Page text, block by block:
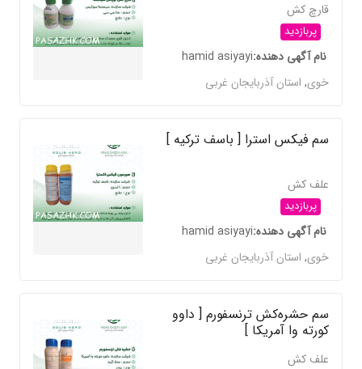
قارچ کش
پربازدید
نام آگهی دهندهhamid asiyayi
خوی,استان آذربایجان غربی
سم فیکس استرا [ باسف ترکیه ]
علف کش
پربازدید
نام آگهی دهندهhamid asiyayi
خوی,استان آذربایجان غربی
سم حشره‌کش ترنسفورم [ داوو
کورته وا آمریکا ]
علف کش